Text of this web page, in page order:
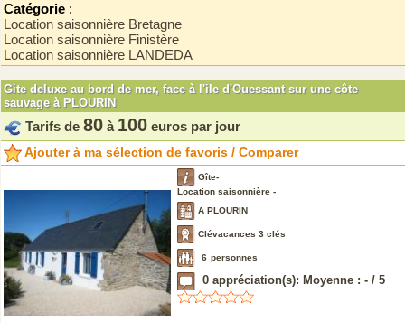
Catégorie :
Location saisonnière Bretagne
Location saisonnière Finistère
Location saisonnière LANDEDA
Gite deluxe au bord de mer, face à l'ile d'Ouessant sur une côte
sauvage à PLOURIN
Tarifs de 80 à 100 euros par jour
Ajouter à ma sélection de favoris / Comparer
Gîte-
Location saisonnière -
A PLOURIN
Clévacances 3 clés
6 personnes
0 appréciation(s): Moyenne : - / 5